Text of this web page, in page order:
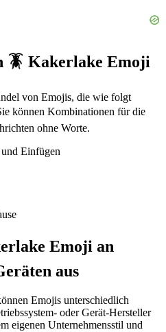
🪳 Kakerlake Emoji
von Emojis, die wie folgt
können Kombinationen für die
ohne Worte.
Einfügen
Emoji an
aus
Emojis unterschiedlich
oder Gerät-Hersteller
eigenen Unternehmensstil und